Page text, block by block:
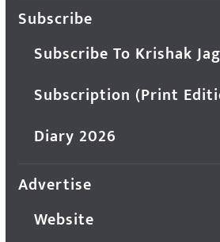
Subscribe
Subscribe To Krishak
Subscription (Print
Diary 2026
Advertise
Website